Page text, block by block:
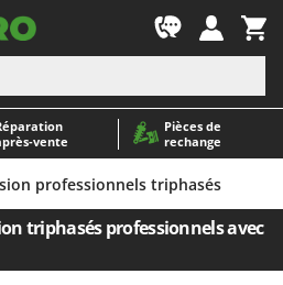
Pièces de
rechange
tondeuses autoportés
pour gazon
de terre pour tracteur
professionnels triphasés
triphasés professionnels avec